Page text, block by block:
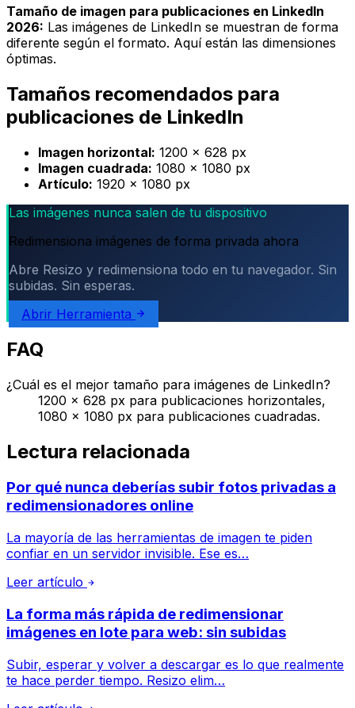
Tamaño de imagen para publicaciones en LinkedIn
2026: Las imágenes de LinkedIn se muestran de forma
diferente según el formato. Aquí están las dimensiones
óptimas.
Tamaños recomendados para
publicaciones de LinkedIn
Imagen horizontal: 1200 × 628 px
Imagen cuadrada: 1080 × 1080 px
Artículo: 1920 × 1080 px
Las imágenes nunca salen de tu dispositivo
Redimensiona imágenes de forma privada ahora
Abre Resizo y redimensiona todo en tu navegador. Sin
subidas. Sin esperas.
Abrir Herramienta
FAQ
¿Cuál es el mejor tamaño para imágenes de LinkedIn?
1200 × 628 px para publicaciones horizontales,
1080 × 1080 px para publicaciones cuadradas.
Lectura relacionada
Por qué nunca deberías subir fotos privadas a
redimensionadores online
La mayoría de las herramientas de imagen te piden
confiar en un servidor invisible. Ese es…
Leer artículo
La forma más rápida de redimensionar
imágenes en lote para web: sin subidas
Subir, esperar y volver a descargar es lo que realmente
te hace perder tiempo. Resizo elim…